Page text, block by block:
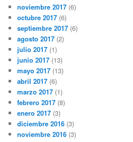
noviembre 2017 (6)
octubre 2017 (6)
septiembre 2017 (6)
agosto 2017 (2)
julio 2017 (1)
junio 2017 (13)
mayo 2017 (13)
abril 2017 (6)
marzo 2017 (1)
febrero 2017 (8)
enero 2017 (3)
diciembre 2016 (3)
noviembre 2016 (3)